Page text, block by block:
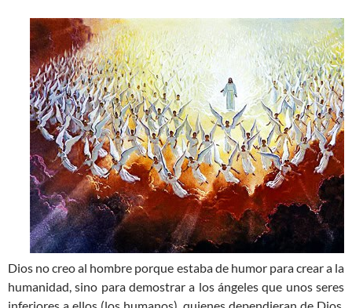
Dios no creo al hombre porque estaba de humor para crear a la
humanidad, sino para demostrar a los ángeles que unos seres